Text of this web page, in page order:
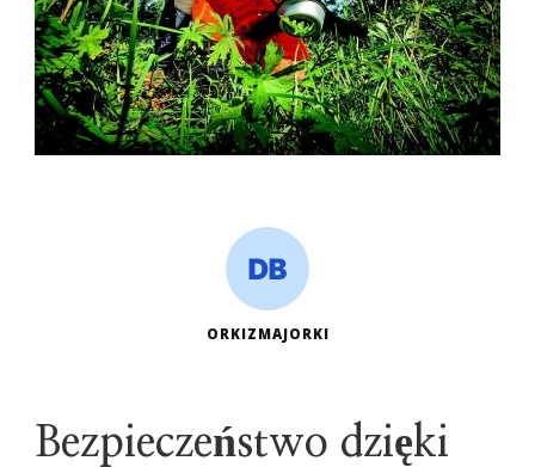
ORKIZMAJORKI
Bezpieczeństwo dzięki